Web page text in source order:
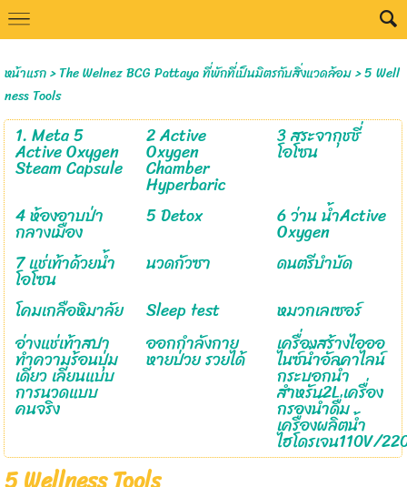
หน้าแรก>The Welnez BCG Pattaya ที่พักที่เป็นมิตรกับสิ่งแวดล้อม>5 Well
ness Tools
1. Meta 5
Active Oxygen
Steam Capsule
2 Active
Oxygen
Chamber
Hyperbaric
3 สระจากุชชี่
โอโซน
4 ห้องอาบป่า
กลางเมือง
5 Detox 6 ว่าน น้ำActive
Oxygen
7 แช่เท้าด้วยน้ำ
โอโซน
นวดกัวซา
ดนตรีบำบัด
โคมเกลือหิมาลัย
Sleep test
หมวกเลเซอร์
อ่างแช่เท้าสปา
ทําความร้อนปุ่ม
เดียว เลียนแบบ
การนวดแบบ
คนจริง
ออกกำลังกาย
หายป่วย รวยได้
เครื่องสร้างไอออ
ไนซ์น้ำอัลคาไลน์
กระบอกน้ำ
สำหรับ2L เครื่อง
กรองน้ำดื่ม
เครื่องผลิตน้ำ
ไฮโดรเจน110V/